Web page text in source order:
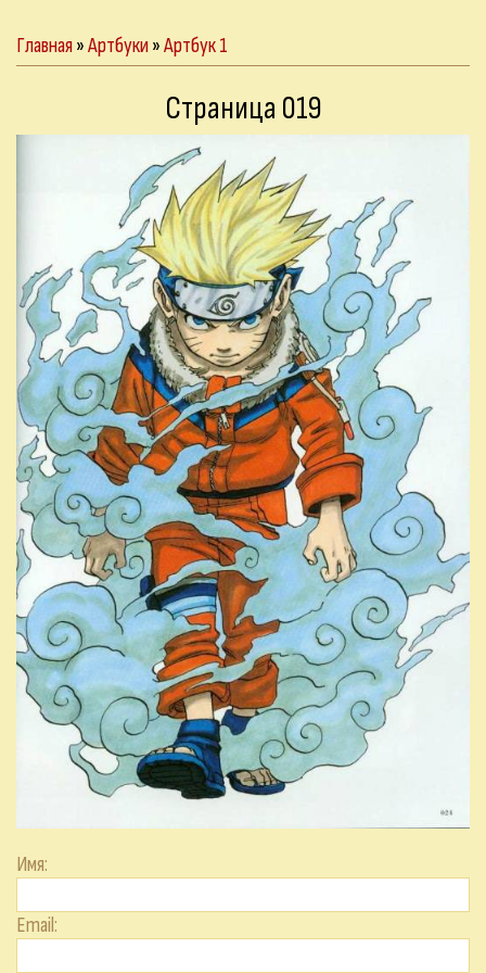
Главная»Артбуки»Артбук 1
Страница 019
Имя:
Email: